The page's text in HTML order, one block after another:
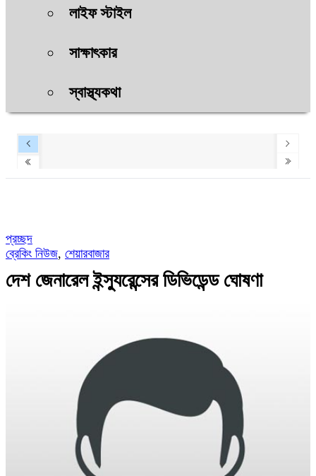
লাইফ স্টাইল
সাক্ষাৎকার
স্বাস্থ্যকথা
প্রচ্ছদ
ব্রেকিং নিউজ, শেয়ারবাজার
দেশ জেনারেল ইন্স্যুরেন্সের ডিভিডেন্ড ঘোষণা